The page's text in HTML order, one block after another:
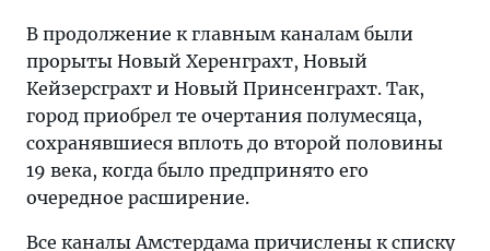
В продолжение к главным каналам были
прорыты Новый Херенграхт, Новый
Кейзерсграхт и Новый Принсенграхт. Так,
город приобрел те очертания полумесяца,
сохранявшиеся вплоть до второй половины
19 века, когда было предпринято его
очередное расширение.
Все каналы Амстердама причислены к списку